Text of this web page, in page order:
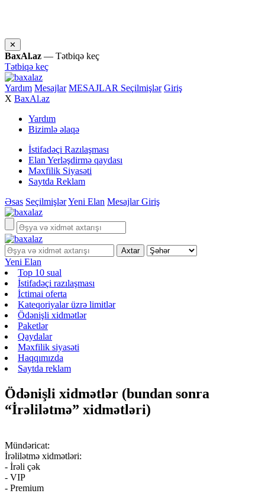
✕
BaxAl.az — Tətbiqə keç
Tətbiqə keç
Yardım Mesajlar MESAJLAR Seçilmişlər Giriş
X BaxAl.az
Yardım
Bizimlə əlaqə
İstifadəçi Razılaşması
Elan Yerləşdirmə qaydası
Məxfilik Siyasəti
Saytda Reklam
Əsas SeçilmişlərYeni Elan MesajlarGiriş
Yeni Elan
Top 10 sual
İstifadəçi razılaşması
İctimai oferta
Kateqoriyalar üzrə limitlər
Ödənişli xidmətlər
Paketlər
Qaydalar
Məxfilik siyasəti
Haqqımızda
Saytda reklam
Ödənişli xidmətlər (bundan sonra
“İrəlilətmə” xidmətləri)
Mündəricat:
İrəlilətmə xidmətləri:
- İrəli çək
- VIP
- Premium